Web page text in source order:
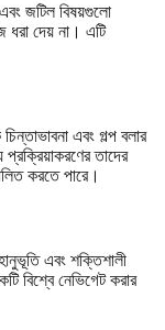
জটিল বিষয়গুলো
ধরা দেয় না। এটি
এবং গল্প বলার
তাদের
করতে পারে।
এবং শক্তিশালী
বিশ্বে নেভিগেট করার